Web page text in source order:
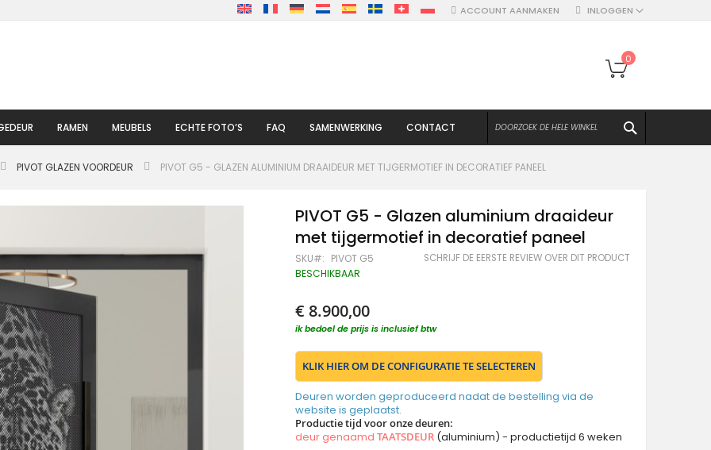
INLOGGEN
ACCOUNT AANMAKEN
Winkelwagen
0
RAMEN MEUBELS ECHTE FOTO’S FAQ SAMENWERKING CONTACT
PIVOT GLAZEN VOORDEUR PIVOT G5 - GLAZEN ALUMINIUM DRAAIDEUR MET TIJGERMOTIEF IN DECORATIEF PANEEL
PIVOT G5 - Glazen aluminium draaideur
met tijgermotief in decoratief paneel
SKU PIVOT G5 SCHRIJF DE EERSTE REVIEW OVER DIT PRODUCT
BESCHIKBAAR
€ 8.900,00
ik bedoel de prijs is inclusief btw
KLIK HIER OM DE CONFIGURATIE TE SELECTEREN
Deuren worden geproduceerd nadat de bestelling via de
website is geplaatst.
Productie tijd voor onze deuren:
deur genaamdTAATSDEUR (aluminium) - productietijd 6 weken